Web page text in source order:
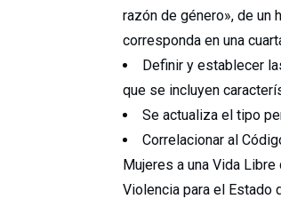
razón de género», de un
corresponda en una
Definir y establecer
que se incluyen
Se actualiza el tipo
Correlacionar al
Mujeres a una Vida
Violencia para el Estado